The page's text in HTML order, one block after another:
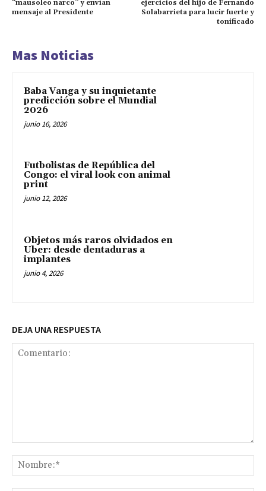
“mausoleo narco” y envían
mensaje al Presidente
ejercicios del hijo de Fernando
Solabarrieta para lucir fuerte y
tonificado
Mas Noticias
Baba Vanga y su inquietante
predicción sobre el Mundial
2026
junio 16, 2026
Futbolistas de República del
Congo: el viral look con animal
print
junio 12, 2026
Objetos más raros olvidados en
Uber: desde dentaduras a
implantes
junio 4, 2026
DEJA UNA RESPUESTA